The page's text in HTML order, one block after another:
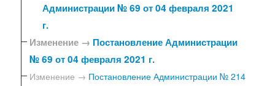
Администрации № 69 от 04 февраля 2021
г.
Изменение → Постановление Администрации
№ 69 от 04 февраля 2021 г.
Изменение → Постановление Администрации № 214